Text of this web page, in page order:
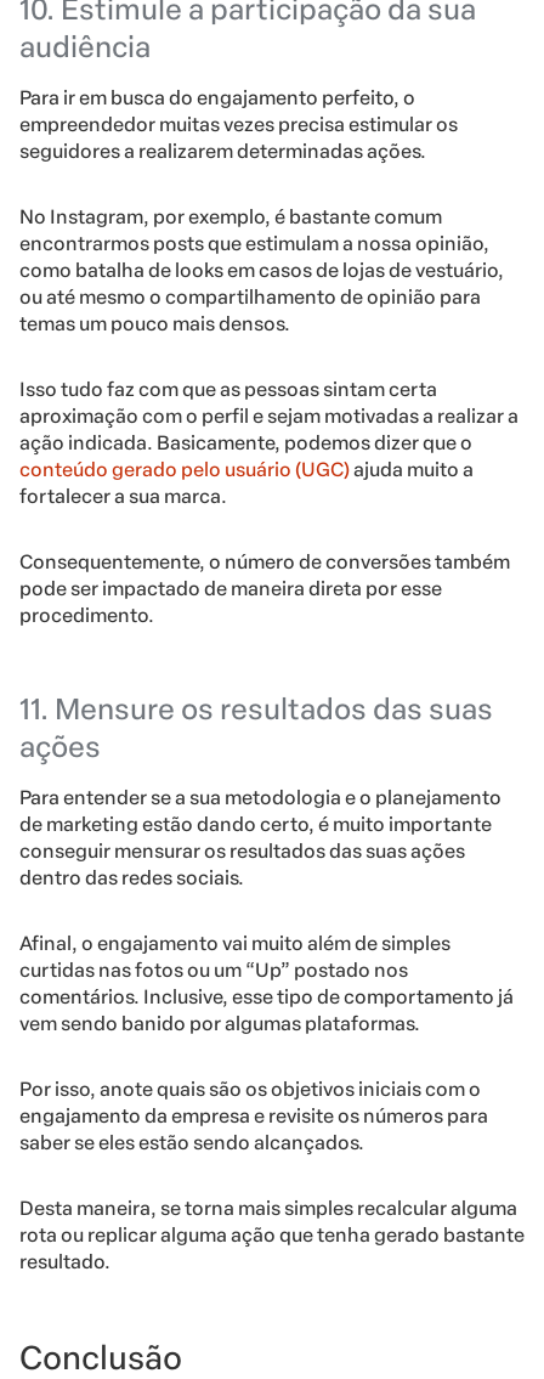
10. Estimule a participação da sua
audiência
Para ir em busca do engajamento perfeito, o
empreendedor muitas vezes precisa estimular os
seguidores a realizarem determinadas ações.
No Instagram, por exemplo, é bastante comum
encontrarmos posts que estimulam a nossa opinião,
como batalha de looks em casos de lojas de vestuário,
ou até mesmo o compartilhamento de opinião para
temas um pouco mais densos.
Isso tudo faz com que as pessoas sintam certa
aproximação com o perfil e sejam motivadas a realizar a
ação indicada. Basicamente, podemos dizer que o
conteúdo gerado pelo usuário (UGC)ajuda muito a
fortalecer a sua marca.
Consequentemente, o número de conversões também
pode ser impactado de maneira direta por esse
procedimento.
11. Mensure os resultados das suas
ações
Para entender se a sua metodologia e o planejamento
de marketing estão dando certo, é muito importante
conseguir mensurar os resultados das suas ações
dentro das redes sociais.
Afinal, o engajamento vai muito além de simples
curtidas nas fotos ou um “Up” postado nos
comentários. Inclusive, esse tipo de comportamento já
vem sendo banido por algumas plataformas.
Por isso, anote quais são os objetivos iniciais com o
engajamento da empresa e revisite os números para
saber se eles estão sendo alcançados.
Desta maneira, se torna mais simples recalcular alguma
rota ou replicar alguma ação que tenha gerado bastante
resultado.
Conclusão